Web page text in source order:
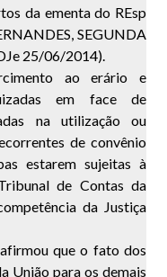
da ementa do REsp
SEGUNDA
25/06/2014).
ao erário e
em face de
na utilização ou
de convênio
estarem sujeitas à
de Contas da
da Justiça
que o fato dos
União para os demais